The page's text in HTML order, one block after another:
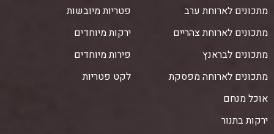
מתכונים לארוחת ערב
מתכונים לארוחת צהריים
מתכונים לבראנץ
מתכונים לארוחה מפסקת
אוכל מנחם
ירקות בתנור
פטריות מיובשות
ירקות מיוחדים
פירות מיוחדים
לקט פטריות